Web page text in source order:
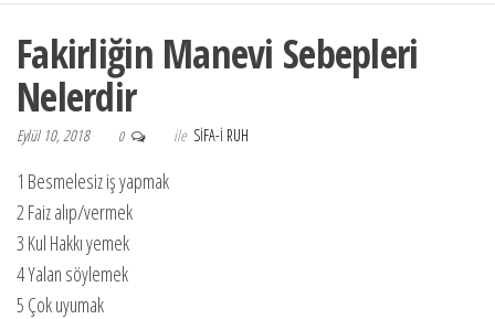
Fakirliğin Manevi Sebepleri
Nelerdir
Eylül 10, 2018 0 ile SIFA-I RUH
1 Besmelesiz iş yapmak
2 Faiz alıp/vermek
3 Kul Hakkı yemek
4 Yalan söylemek
5 Çok uyumak